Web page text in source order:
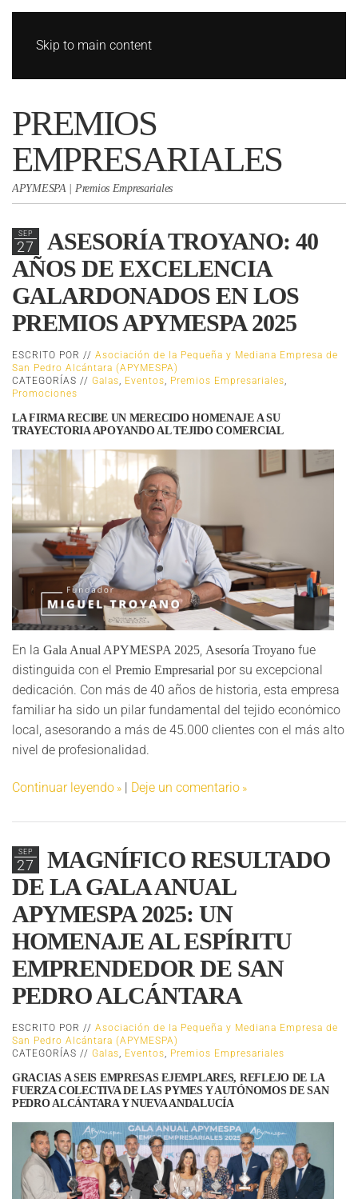
Skip to main content
PREMIOS
EMPRESARIALES
APYMESPA | Premios Empresariales
SEP
27
ASESORÍA TROYANO: 40
AÑOS DE EXCELENCIA
GALARDONADOS EN LOS
PREMIOS APYMESPA 2025
ESCRITO POR // Asociación de la Pequeña y Mediana Empresa de
San Pedro Alcántara (APYMESPA)
CATEGORÍAS // Galas Eventos Premios Empresariales
Promociones
LA FIRMA RECIBE UN MERECIDO HOMENAJE A SU
TRAYECTORIA APOYANDO AL TEJIDO COMERCIAL
En la Gala Anual APYMESPA 2025, Asesoría Troyano fue
distinguida con el Premio Empresarial por su excepcional
dedicación. Con más de 40 años de historia, esta empresa
familiar ha sido un pilar fundamental del tejido económico
local, asesorando a más de 45.000 clientes con el más alto
nivel de profesionalidad.
Continuar leyendo Deje un comentario
SEP
27
MAGNÍFICO RESULTADO
DE LA GALA ANUAL
APYMESPA 2025: UN
HOMENAJE AL ESPÍRITU
EMPRENDEDOR DE SAN
PEDRO ALCÁNTARA
ESCRITO POR // Asociación de la Pequeña y Mediana Empresa de
San Pedro Alcántara (APYMESPA)
CATEGORÍAS // Galas, Eventos, Premios Empresariales
GRACIAS A SEIS EMPRESAS EJEMPLARES, REFLEJO DE LA
FUERZA COLECTIVA DE LAS PYMES Y AUTÓNOMOS DE SAN
PEDRO ALCÁNTARA Y NUEVA ANDALUCÍA